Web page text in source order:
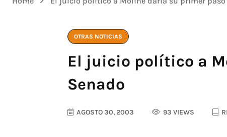
OTRAS NOTICIAS
El juicio político a
Senado
AGOSTO 30, 2003 93 VIEWS